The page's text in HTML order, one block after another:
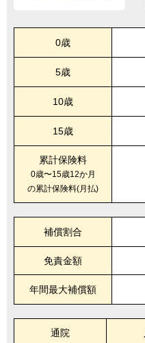
0歳
5歳
10歳
15歳
累計保険料
0歳〜15歳12か月
の累計保険料(月払)
補償割合
免責金額
年間最大補償額
通院